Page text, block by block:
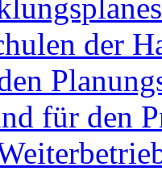
der
für den